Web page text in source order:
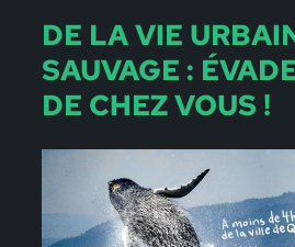
DE LA VIE
SAUVAGE :
DE CHEZ VOUS !